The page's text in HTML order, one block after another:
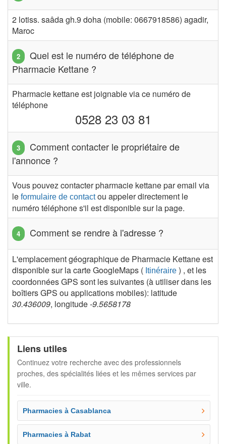
2 lotiss. saâda gh.9 doha (mobile: 0667918586) agadir,
Maroc
Quel est le numéro de téléphone de
Pharmacie Kettane ?
Pharmacie kettane est joignable via ce numéro de
téléphone
0528 23 03 81
Comment contacter le propriétaire de
l'annonce ?
Vous pouvez contacter pharmacie kettane par email via
le formulaire de contactou appeler directement le
numéro téléphone s'il est disponible sur la page.
Comment se rendre à l'adresse ?
L'emplacement géographique de Pharmacie Kettane est
disponible sur la carte GoogleMaps ( Itinéraire ) , et les
coordonnées GPS sont les suivantes (à utiliser dans les
boîtiers GPS ou applications mobiles): latitude
30.436009, longitude-9.5658178
Liens utiles
Continuez votre recherche avec des professionnels
proches, des spécialités liées et les mêmes services par
ville.
Pharmacies à Casablanca
Pharmacies à Rabat